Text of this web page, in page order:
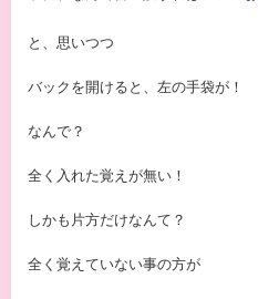
と、思いつつ
バックを開けると、左の手袋が！
なんで？
全く入れた覚えが無い！
しかも片方だけなんて？
全く覚えていない事の方が